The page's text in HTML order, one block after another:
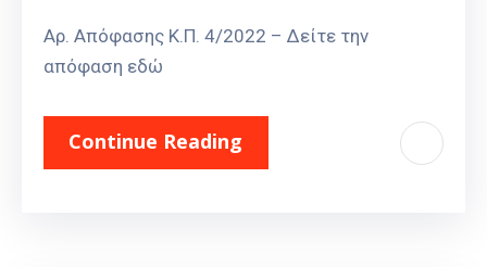
Αρ. Απόφασης Κ.Π. 4/2022 – Δείτε την
απόφαση εδώ
Continue Reading